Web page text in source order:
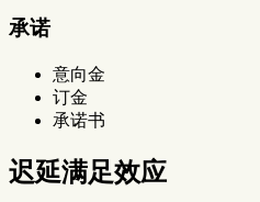
承诺
意向金
订金
承诺书
迟延满足效应